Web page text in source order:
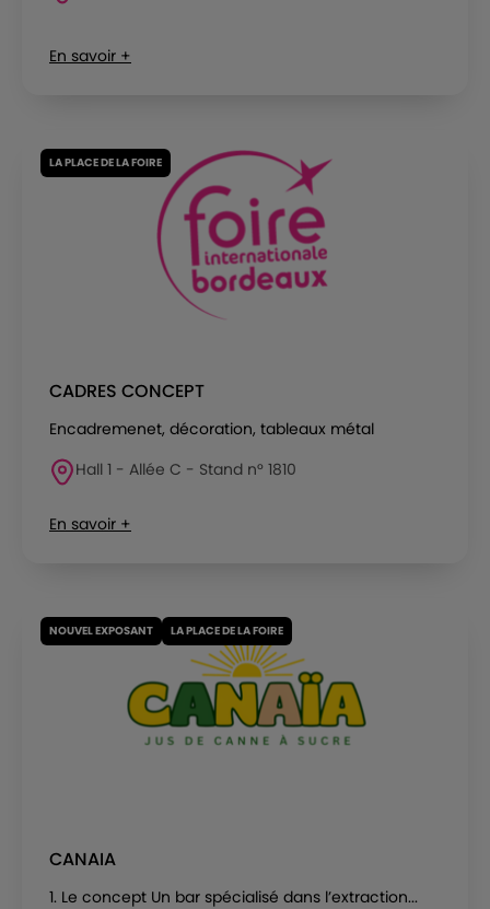
En savoir +
LA PLACE DE LA FOIRE
CADRES CONCEPT
Encadremenet, décoration, tableaux métal
Hall 1 - Allée C - Stand n° 1810
En savoir +
NOUVEL EXPOSANT LA PLACE DE LA FOIRE
CANAIA
1. Le concept Un bar spécialisé dans l’extraction...